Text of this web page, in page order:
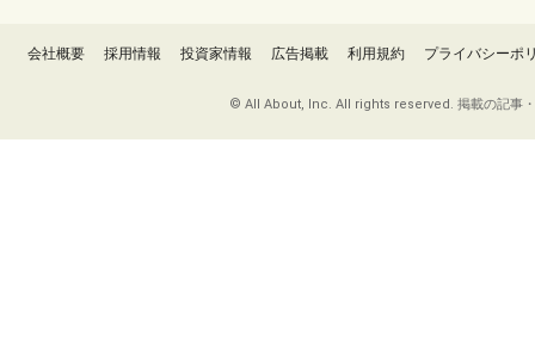
会社概要 採用情報 投資家情報 広告掲載 利用規約 プライバシーポ
© All About, Inc. All rights reserved. 掲載の記事・